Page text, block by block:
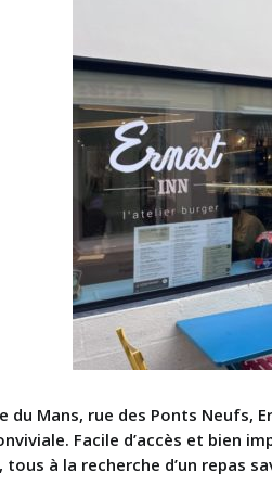
du Mans, rue des Ponts Neufs,
Facile d’accès et bien
à la recherche d’un repas